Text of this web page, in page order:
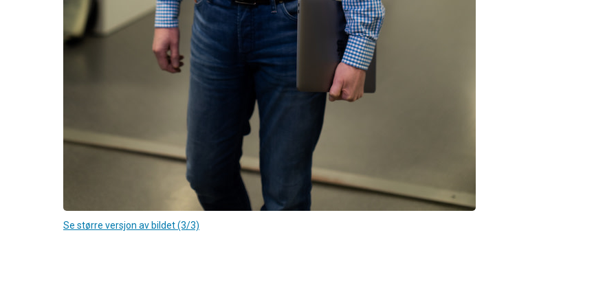
Se større versjon av bildet (3/3)